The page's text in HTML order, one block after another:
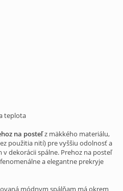
teplota
na posteľz mäkkého materiálu,
použitia nití) pre vyššiu odolnosť a
dekorácii spálne. Prehoz na posteľ
a elegantne prekryje
módnym spálňam má okrem